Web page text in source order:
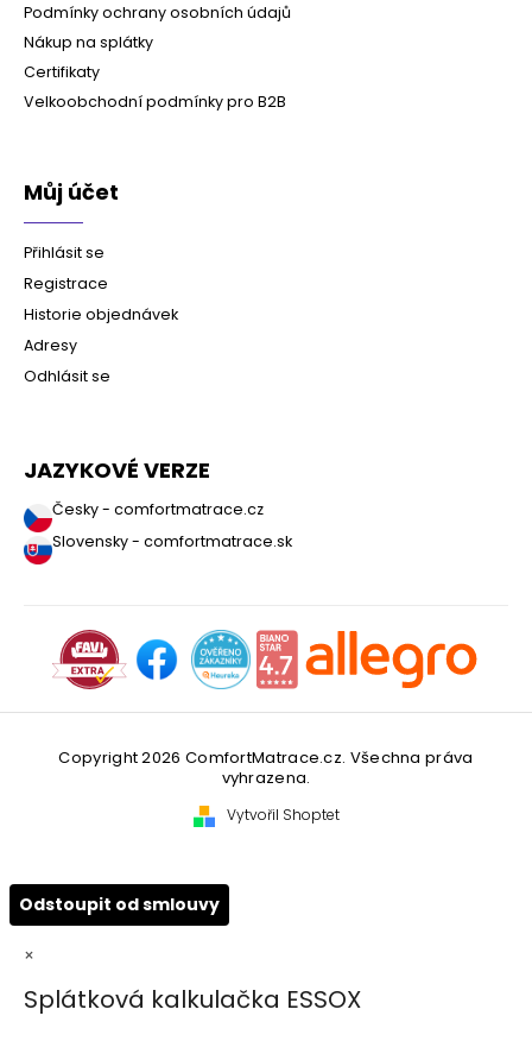
Podmínky ochrany osobních údajů
Nákup na splátky
Certifikaty
Velkoobchodní podmínky pro B2B
Můj účet
Přihlásit se
Registrace
Historie objednávek
Adresy
Odhlásit se
JAZYKOVÉ VERZE
Česky - comfortmatrace.cz
Slovensky - comfortmatrace.sk
Vytvořil Shoptet
Copyright 2026 ComfortMatrace.cz. Všechna práva
vyhrazena.
Odstoupit od smlouvy
×
Splátková kalkulačka ESSOX